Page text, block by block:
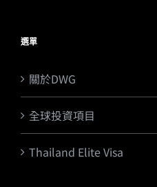
選單
關於DWG
全球投資項目
Thailand Elite Visa